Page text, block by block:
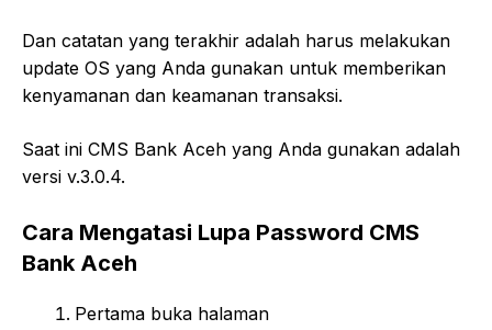
Dan catatan yang terakhir adalah harus melakukan
update OS yang Anda gunakan untuk memberikan
kenyamanan dan keamanan transaksi.
Saat ini CMS Bank Aceh yang Anda gunakan adalah
versi v.3.0.4.
Cara Mengatasi Lupa Password CMS
Bank Aceh
Pertama buka halaman